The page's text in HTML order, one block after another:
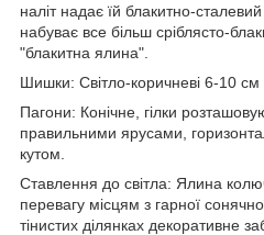
наліт надає їй блакитно-
набуває все більш сріблясто-
"блакитна ялина".
Шишки: Світло-коричневі 6-10 см
Пагони: Конічне, гілки
правильними ярусами,
кутом.
Ставлення до світла: Ялина
перевагу місцям з гарної
тінистих ділянках декоративне